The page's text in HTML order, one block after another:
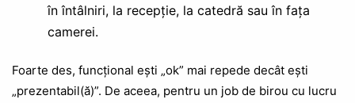
în întâlniri, la recepție, la catedră sau în fața
camerei.
Foarte des, funcțional ești „ok” mai repede decât ești
„prezentabil(ă)”. De aceea, pentru un job de birou cu lucru